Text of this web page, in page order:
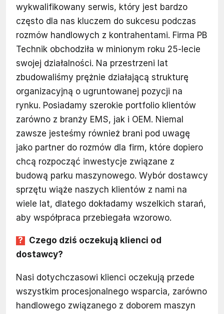
wykwalifikowany serwis, który jest bardzo
często dla nas kluczem do sukcesu podczas
rozmów handlowych z kontrahentami. Firma PB
Technik obchodziła w minionym roku 25-lecie
swojej działalności. Na przestrzeni lat
zbudowaliśmy prężnie działającą strukturę
organizacyjną o ugruntowanej pozycji na
rynku. Posiadamy szerokie portfolio klientów
zarówno z branży EMS, jak i OEM. Niemal
zawsze jesteśmy również brani pod uwagę
jako partner do rozmów dla firm, które dopiero
chcą rozpocząć inwestycje związane z
budową parku maszynowego. Wybór dostawcy
sprzętu wiąże naszych klientów z nami na
wiele lat, dlatego dokładamy wszelkich starań,
aby współpraca przebiegała wzorowo.
Czego dziś oczekują klienci od
dostawcy?
Nasi dotychczasowi klienci oczekują przede
wszystkim procesjonalnego wsparcia, zarówno
handlowego związanego z doborem maszyn